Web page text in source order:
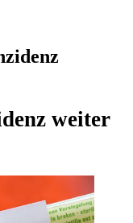
weiter